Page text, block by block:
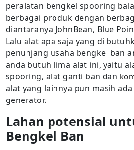
peralatan bengkel spooring
berbagai produk dengan
diantaranya JohnBean, Blue
Lalu alat apa saja yang di
penunjang usaha bengkel ban
anda butuh lima alat ini, yaitu
spooring, alat ganti ban dan
alat yang lainnya pun masih
generator.
Lahan potensial
Bengkel Ban